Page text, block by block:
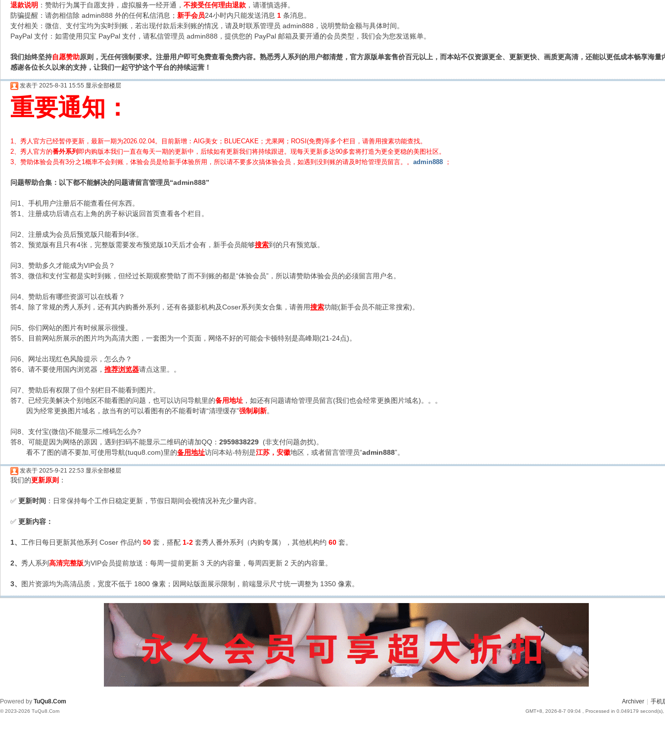
退款说明 ：赞助行为属于自愿支持，虚拟服务一经开通， 不接受任何理由退款 ，请谨慎选择。
防骗提醒：请勿相信除 admin888 外的任何私信消息； 新手会员24小时内只能发送消息 1 条消息。
支付相关：微信、支付宝均为实时到账，若出现付款后未到账的情况，请及时联系管理员 admin888，说明赞助金额与具体时间。
PayPal 支付：如需使用贝宝 PayPal 支付，请私信管理员 admin888，提供您的 PayPal 邮箱及要开通的会员类型，我们会为您发送账单。
我们始终坚持自愿赞助原则，无任何强制要求。注册用户即可免费查看免费内容。熟悉秀人系列的用户都清楚，官方原版单套售价百元以上，而本站不仅资源更全、更新更快、画质更高清，还能以更低成本畅享海量
感谢各位长久以来的支持，让我们一起守护这个平台的持续运营！
发表于 2025-8-31 15:55 显示全部楼层
重要通知：
1、秀人官方已经暂停更新，最新一期为2026.02.04。目前新增：AIG美女；BLUECAKE；尤果网；ROSI(免费)等多个栏目，请善用搜素功能查找。
2、 秀人官方的番外系列 即内购版本我们一直在每天一期的更新中，后续如有更新我们将持续跟进。现每天更新多达90多套将打造为更全更稳的美图社区。
3、赞助体验会员有3分之1概率不会到账，体验会员是给新手体验所用，所以请不要多次搞体验会员，如遇到没到账的请及时给管理员留言。。 admin888 ；
问题帮助合集 ：以下都不能解决的问题请留言管理员“admin888”
问1、手机用户注册后不能查看任何东西。
答1、注册成功后请点右上角的房子标识返回首页查看各个栏目。
问2、注册成为会员后预览版只能看到4张。
答2、预览版有且只有4张，完整版需要发布预览版10天后才会有，新手会员能够搜索到的只有预览版。
问3、赞助多久才能成为VIP会员？
答3、微信和支付宝都是实时到账，但经过长期观察赞助了而不到账的都是“体验会员”，所以请赞助体验会员的必须留言用户名。
问4、赞助后有哪些资源可以在线看？
答4、除了常规的秀人系列，还有其内购番外系列，还有各摄影机构及Coser系列美女合集，请善用搜索功能(新手会员不能正常搜索)。
问5、你们网站的图片有时候展示很慢。
答5、目前网站所展示的图片均为高清大图，一套图为一个页面，网络不好的可能会卡顿特别是高峰期(21-24点)。
问6、网址出现红色风险提示，怎么办？
答6、请不要使用国内浏览器， 推荐浏览器请点这里。。
问7、赞助后有权限了但个别栏目不能看到图片。
答7、已经完美解决个别地区不能看图的问题，也可以访问导航里的备用地址 ，如还有问题请给管理员留言(我们也会经常更换图片域名)。。。
因为经常更换图片域名，故当有的可以看图有的不能看时请“清理缓存”强制刷新。
问8、支付宝(微信)不能显示二维码怎么办?
答8、可能是因为网络的原因，遇到扫码不能显示二维码的请加QQ： 2959838229 (非支付问题勿扰)。
看不了图的请不要加,可使用导航(tuqu8.com)里的备用地址访问本站-特别是江苏，安徽地区，或者留言管理员“admin888”。
发表于 2025-9-21 22:53 显示全部楼层
我们的更新原则 ：
✅ 更新时间 ：日常保持每个工作日稳定更新，节假日期间会视情况补充少量内容。
✅ 更新内容：
1、 工作日每日更新其他系列 Coser 作品约 50 套，搭配 1-2 套秀人番外系列（内购专属），其他机构约 60 套。
2、 秀人系列高清完整版为VIP会员提前放送：每周一提前更新 3 天的内容量，每周四更新 2 天的内容量。
3、 图片资源均为高清品质，宽度不低于 1800 像素；因网站版面展示限制，前端显示尺寸统一调整为 1350 像素。
Archiver 手机
GMT+8, 2026-8-7 09:04 , Processed in 0.049179
Powered by TuQu8.Com
© 2023-2026 TuQu8.Com